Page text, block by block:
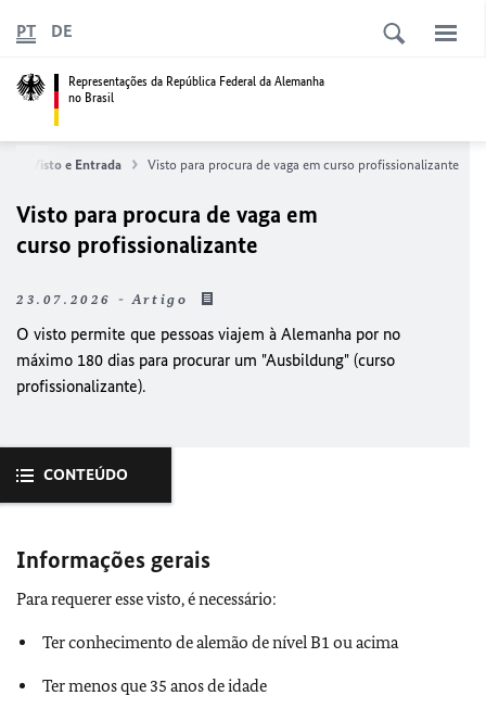
Representações da República Federal da Alemanha
no Brasil
PT DE
Visto e Entrada Visto para procura de vaga em curso profissionalizante
Visto para procura de vaga em
curso profissionalizante
23.07.2026 - Artigo
O visto permite que pessoas viajem à Alemanha por no
máximo 180 dias para procurar um "Ausbildung" (curso
profissionalizante).
CONTEÚDO
Informações gerais
Para requerer esse visto, é necessário:
Ter conhecimento de alemão de nível B1 ou acima
Ter menos que 35 anos de idade